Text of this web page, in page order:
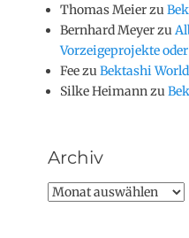
Thomas Meierzu
Bernhard Meyerzu
Vorzeigeprojekte
FeezuBektashi
Silke Heimannzu
Archiv
Archiv